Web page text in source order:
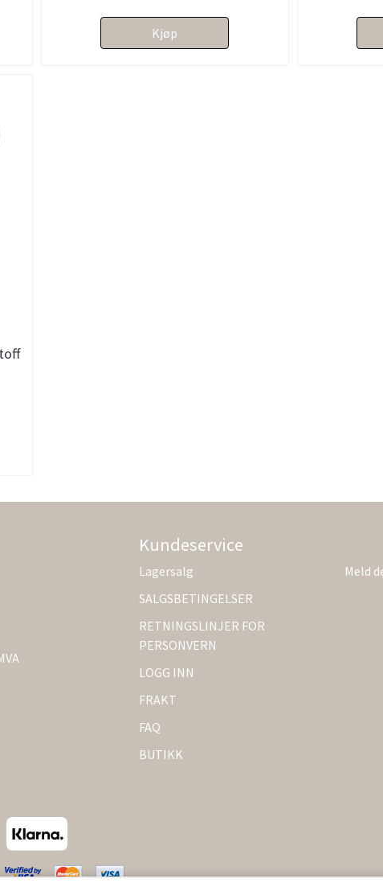
Kjøp
Kundeservice
Lagersalg
SALGSBETINGELSER
RETNINGSLINJER FOR
PERSONVERN
LOGG INN
FRAKT
FAQ
BUTIKK
Meld